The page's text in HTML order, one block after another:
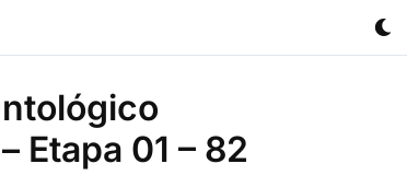
Etapa 01 – 82